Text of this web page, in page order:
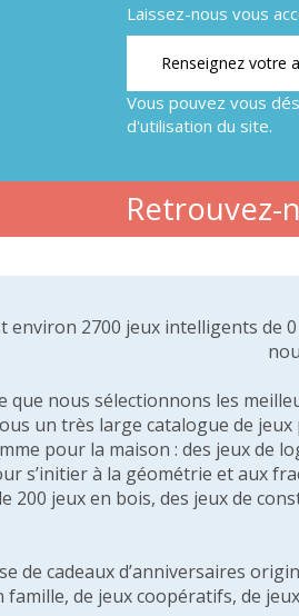
Laissez-nous vous
Vous pouvez vous
d'utilisation du site.
Retrouvez-
environ 2700 jeux intelligents de
que nous sélectionnons les
un très large catalogue de
pour la maison : des jeux de
s’initier à la géométrie et aux
200 jeux en bois, des jeux de
de cadeaux d’anniversaires
famille, de jeux coopératifs, de